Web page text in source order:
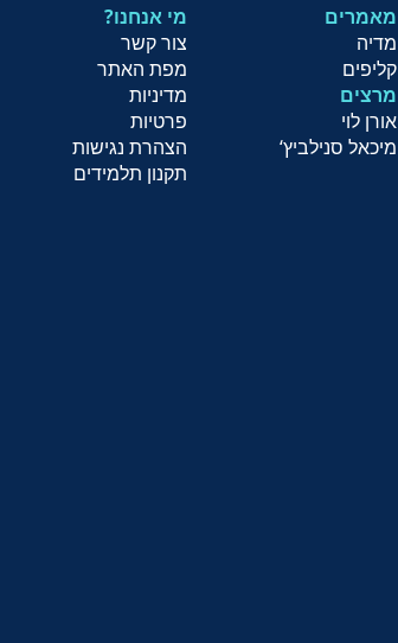
?מי אנחנו
צור קשר
מפת האתר
מדיניות
פרטיות
הצהרת נגישות
תקנון תלמידים
מאמרים
מדיה
קליפים
מרצים
אורן לוי
מיכאל סנילביץ‘